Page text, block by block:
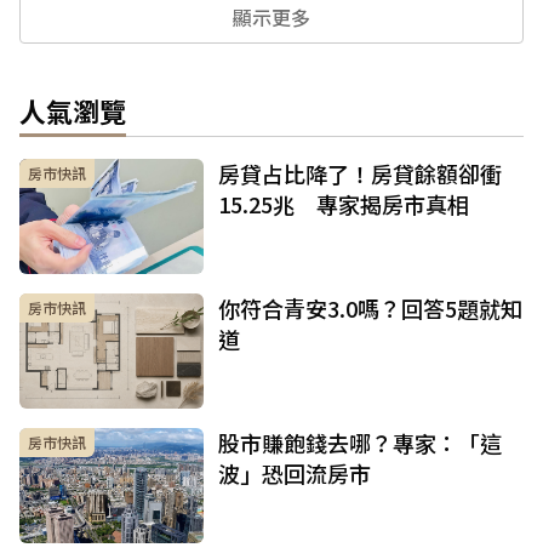
顯示更多
人氣瀏覽
房市快訊
房貸占比降了！房貸餘額卻衝
15.25兆 專家揭房市真相
房市快訊
你符合青安3.0嗎？回答5題就知
道
房市快訊
股市賺飽錢去哪？專家：「這
波」恐回流房市